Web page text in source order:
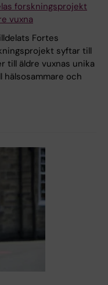
forskningsprojekt
vuxna
Fortes
syftar till
till äldre vuxnas unika
hälsosammare och